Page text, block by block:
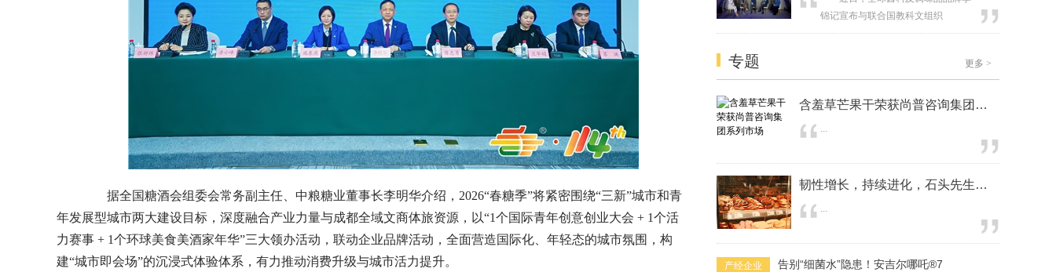
据全国糖酒会组委会常务副主任、中粮糖业董事长李明华介绍，2026“春糖季”将紧密围绕“三新”城市和青
年发展型城市两大建设目标，深度融合产业力量与成都全域文商体旅资源，以“1个国际青年创意创业大会 + 1个活
力赛事 + 1个环球美食美酒家年华”三大领办活动，联动企业品牌活动，全面营造国际化、年轻态的城市氛围，构
建“城市即会场”的沉浸式体验体系，有力推动消费升级与城市活力提升。
此次活动以“美食为媒、文化会友、合
作共赢”为主线，通过美食推介、文旅
锦记宣布与联合国教科文组织
（UNESCO）展开合作，并为首个全
划”（Forever Flavors Project）在北
味道记忆档案库”，通过收集世界各地
专题 更多 >
含羞草芒果干荣获尚普咨询集团系列市场
...
韧性增长，持续进化，石头先生的烤炉成
...
产经企业 告别“细菌水”隐患！安吉尔哪吒®7